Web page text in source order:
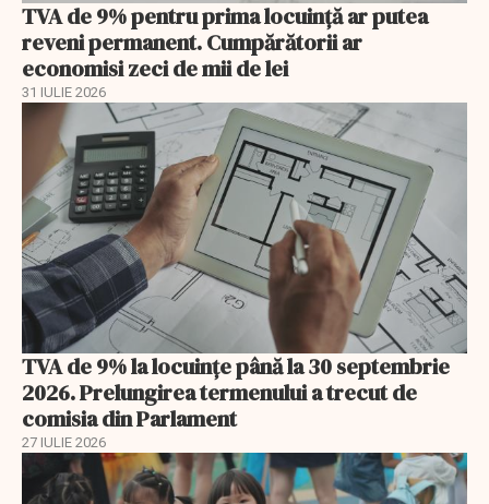
TVA de 9% pentru prima locuință ar putea
reveni permanent. Cumpărătorii ar
economisi zeci de mii de lei
31 IULIE 2026
TVA de 9% la locuințe până la 30 septembrie
2026. Prelungirea termenului a trecut de
comisia din Parlament
27 IULIE 2026